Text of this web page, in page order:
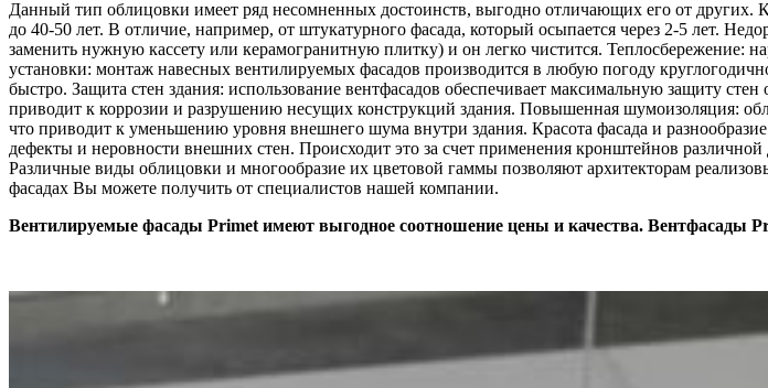
Данный тип облицовки имеет ряд несомненных достоинств, выгодно отличающих его от других.
до 40-50 лет. В отличие, например, от штукатурного фасада, который осыпается через 2-5 лет.
заменить нужную кассету или керамогранитную плитку) и он легко чистится. Теплосбережение:
установки: монтаж навесных вентилируемых фасадов производится в любую погоду
быстро. Защита стен здания: использование вентфасадов обеспечивает максимальную защиту
приводит к коррозии и разрушению несущих конструкций здания. Повышенная шумоизоляция:
что приводит к уменьшению уровня внешнего шума внутри здания. Красота фасада и
дефекты и неровности внешних стен. Происходит это за счет применения кронштейнов
Различные виды облицовки и многообразие их цветовой гаммы позволяют архитекторам
фасадах Вы можете получить от специалистов нашей компании.
Вентилируемые фасады Primet имеют выгодное соотношение цены и качества. Вентфасады